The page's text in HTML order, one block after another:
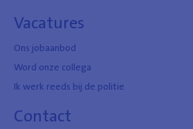
Vacatures
Ons jobaanbod
Word onze collega
Ik werk reeds bij de politie
Contact